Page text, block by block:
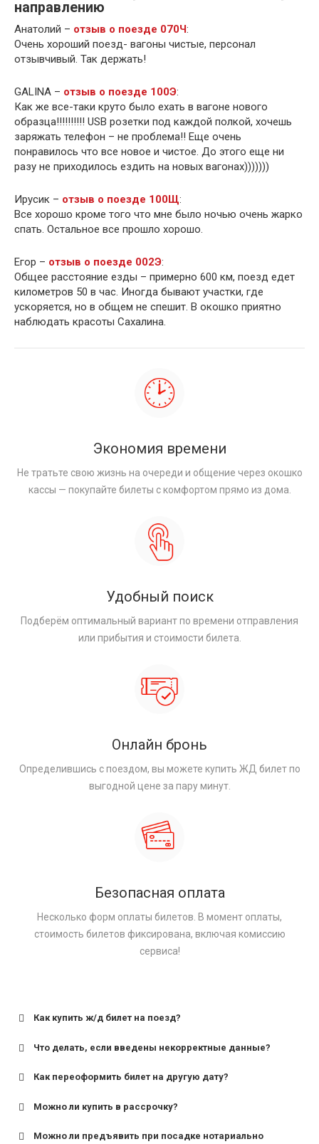
направлению
Анатолий – отзыв о поезде 070Ч:
Очень хороший поезд- вагоны чистые, персонал
отзывчивый. Так держать!
GALINA – отзыв о поезде 100Э:
Как же все-таки круто было ехать в вагоне нового
образца!!!!!!!!!! USB розетки под каждой полкой, хочешь
заряжать телефон – не проблема!! Еще очень
понравилось что все новое и чистое. До этого еще ни
разу не приходилось ездить на новых вагонах)))))))
Ирусик – отзыв о поезде 100Щ:
Все хорошо кроме того что мне было ночью очень жарко
спать. Остальное все прошло хорошо.
Егор – отзыв о поезде 002Э:
Общее расстояние езды – примерно 600 км, поезд едет
километров 50 в час. Иногда бывают участки, где
ускоряется, но в общем не спешит. В окошко приятно
наблюдать красоты Сахалина.
Экономия времени
Не тратьте свою жизнь на очереди и общение через окошко
кассы — покупайте билеты с комфортом прямо из дома.
Удобный поиск
Подберём оптимальный вариант по времени отправления
или прибытия и стоимости билета.
Онлайн бронь
Определившись с поездом, вы можете купить ЖД билет по
выгодной цене за пару минут.
Безопасная оплата
Несколько форм оплаты билетов. В момент оплаты,
стоимость билетов фиксирована, включая комиссию
сервиса!
Как купить ж/д билет на поезд?
Что делать, если введены некорректные данные?
Как переоформить билет на другую дату?
Можно ли купить в рассрочку?
Можно ли предъявить при посадке нотариально